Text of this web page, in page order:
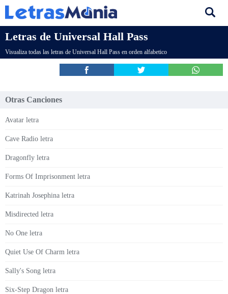
Letras de Universal Hall Pass
Visualiza todas las letras de Universal Hall Pass en orden alfabetico
Otras Canciones
Avatar letra
Cave Radio letra
Dragonfly letra
Forms Of Imprisonment letra
Katrinah Josephina letra
Misdirected letra
No One letra
Quiet Use Of Charm letra
Sally's Song letra
Six-Step Dragon letra